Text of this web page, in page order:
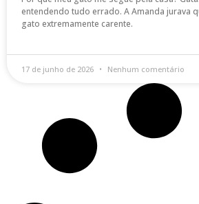
entendendo tudo errado. A Amanda jurava
gato extremamente carente.
17 de junho de 2026 Nenhum comentário